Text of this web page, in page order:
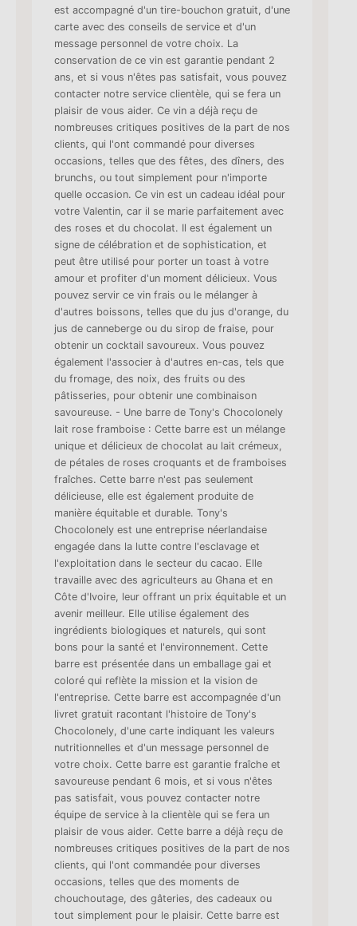
est accompagné d'un tire-bouchon gratuit, d'une
carte avec des conseils de service et d'un
message personnel de votre choix. La
conservation de ce vin est garantie pendant 2
ans, et si vous n'êtes pas satisfait, vous pouvez
contacter notre service clientèle, qui se fera un
plaisir de vous aider. Ce vin a déjà reçu de
nombreuses critiques positives de la part de nos
clients, qui l'ont commandé pour diverses
occasions, telles que des fêtes, des dîners, des
brunchs, ou tout simplement pour n'importe
quelle occasion. Ce vin est un cadeau idéal pour
votre Valentin, car il se marie parfaitement avec
des roses et du chocolat. Il est également un
signe de célébration et de sophistication, et
peut être utilisé pour porter un toast à votre
amour et profiter d'un moment délicieux. Vous
pouvez servir ce vin frais ou le mélanger à
d'autres boissons, telles que du jus d'orange, du
jus de canneberge ou du sirop de fraise, pour
obtenir un cocktail savoureux. Vous pouvez
également l'associer à d'autres en-cas, tels que
du fromage, des noix, des fruits ou des
pâtisseries, pour obtenir une combinaison
savoureuse. - Une barre de Tony's Chocolonely
lait rose framboise : Cette barre est un mélange
unique et délicieux de chocolat au lait crémeux,
de pétales de roses croquants et de framboises
fraîches. Cette barre n'est pas seulement
délicieuse, elle est également produite de
manière équitable et durable. Tony's
Chocolonely est une entreprise néerlandaise
engagée dans la lutte contre l'esclavage et
l'exploitation dans le secteur du cacao. Elle
travaille avec des agriculteurs au Ghana et en
Côte d'Ivoire, leur offrant un prix équitable et un
avenir meilleur. Elle utilise également des
ingrédients biologiques et naturels, qui sont
bons pour la santé et l'environnement. Cette
barre est présentée dans un emballage gai et
coloré qui reflète la mission et la vision de
l'entreprise. Cette barre est accompagnée d'un
livret gratuit racontant l'histoire de Tony's
Chocolonely, d'une carte indiquant les valeurs
nutritionnelles et d'un message personnel de
votre choix. Cette barre est garantie fraîche et
savoureuse pendant 6 mois, et si vous n'êtes
pas satisfait, vous pouvez contacter notre
équipe de service à la clientèle qui se fera un
plaisir de vous aider. Cette barre a déjà reçu de
nombreuses critiques positives de la part de nos
clients, qui l'ont commandée pour diverses
occasions, telles que des moments de
chouchoutage, des gâteries, des cadeaux ou
tout simplement pour le plaisir. Cette barre est